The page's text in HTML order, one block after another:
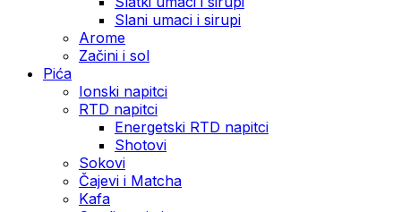
Slani umaci i sirupi
Arome
Začini i sol
Pića
Ionski napitci
RTD napitci
Energetski RTD napitci
Shotovi
Sokovi
Čajevi i Matcha
Kafa